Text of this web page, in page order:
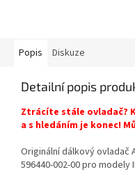
Popis Diskuze
Detailní popis
Ztrácíte stále ovladač?
a s hledáním je konec!
Originální dálkový ovladač
596440-002-00 pro modely